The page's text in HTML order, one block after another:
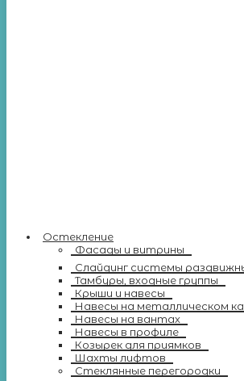
Остекление
Фасады и витрины
Слайдинг системы
Тамбуры, входные группы
Крыши и навесы
Навесы на металлическом
Навесы на вантах
Навесы в профиле
Козырек для приямков
Шахты лифтов
Стеклянные перегородки